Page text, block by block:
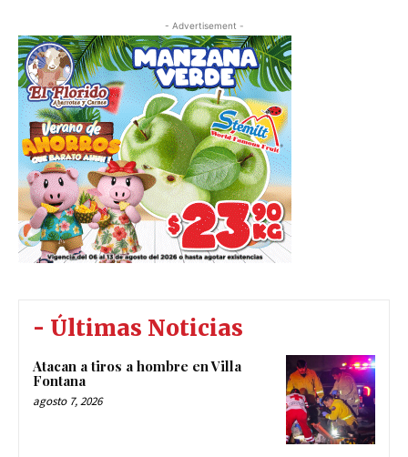
- Advertisement -
- Últimas Noticias
Atacan a tiros a hombre en Villa
Fontana
agosto 7, 2026